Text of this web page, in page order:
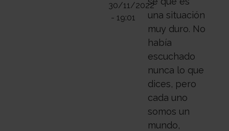
30/11/2022
- 19:01
una situación
muy duro. No
había
escuchado
nunca lo que
dices, pero
cada uno
somos un
mundo,